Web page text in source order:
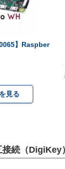
】Raspber
見る
続（DigiKey